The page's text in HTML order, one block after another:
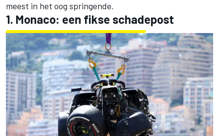
meest in het oog springende.
1. Monaco: een fikse schadepost